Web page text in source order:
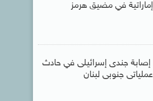
إماراتية في مضيق هرمز
إصابة جندى إسرائيلى في حادث
عملياتى جنوبى لبنان